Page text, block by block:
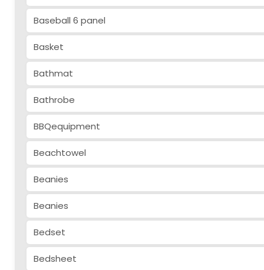
Baseball 6 panel
Basket
Bathmat
Bathrobe
BBQequipment
Beachtowel
Beanies
Beanies
Bedset
Bedsheet